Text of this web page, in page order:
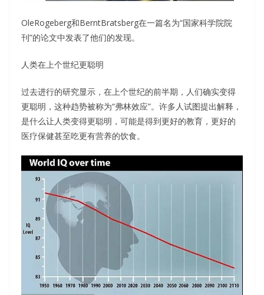
OleRogeberg和BerntBratsberg在一篇名为“国家科学院院
刊”的论文中发表了他们的发现。
人类在上个世纪更聪明
过去进行的研究显示，在上个世纪的前半期，人们确实变得
更聪明，这种趋势被称为“弗林效应”。许多人试图提出解释，
是什么让人类变得更聪明，可能是得到更好的教育，更好的
医疗保健甚至吃更有营养的饮食。